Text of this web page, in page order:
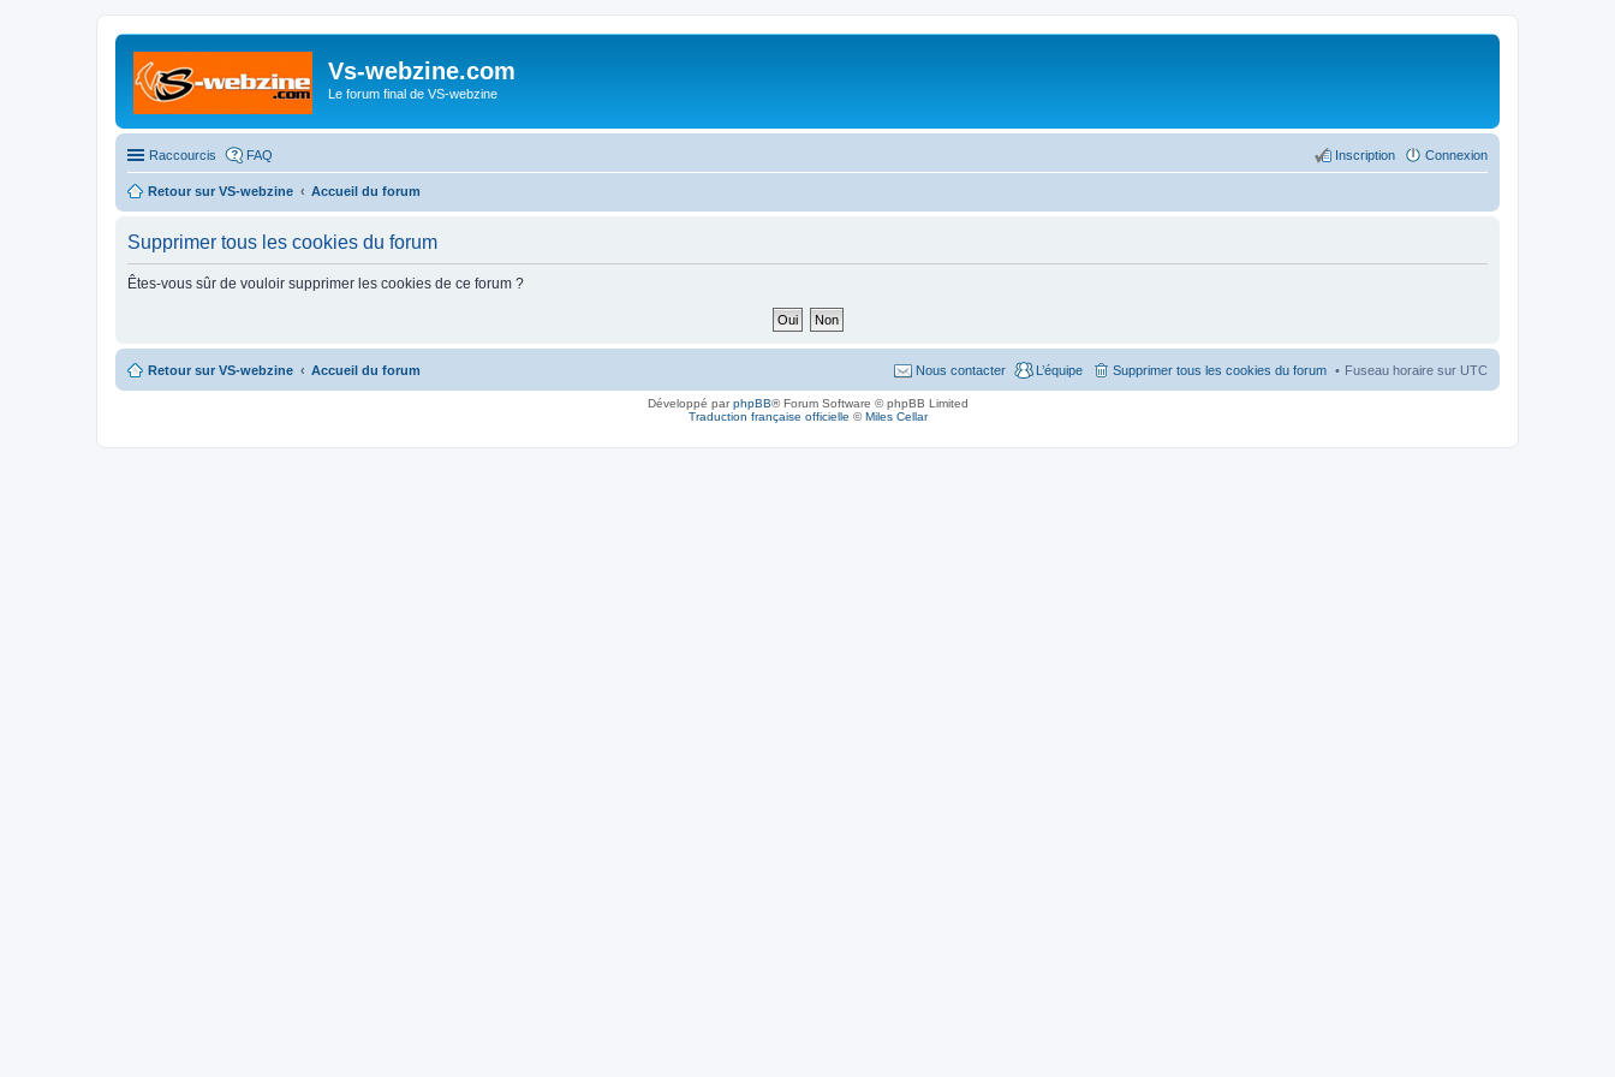
Vs-webzine.com
Le forum final de VS-webzine
Raccourcis FAQ Connexion
Inscription
Retour sur VS-webzine Accueil du forum
Supprimer tous les cookies du forum
Êtes-vous sûr de vouloir supprimer les cookies de ce forum ?
Retour sur VS-webzine Accueil du forum Fuseau horaire sur UTC
Supprimer tous les cookies du forum
L’équipe
Nous contacter
Développé parphpBB® Forum Software © phpBB Limited
Traduction française officielle ©Miles Cellar